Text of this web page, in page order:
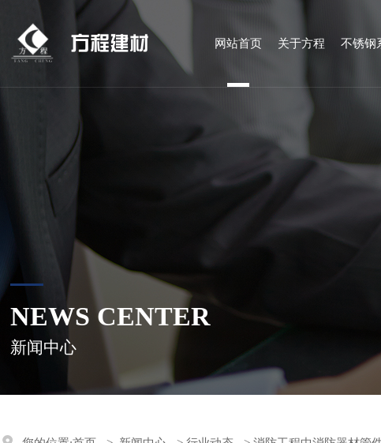
方程建材 网站首页 关于方程 不锈钢
NEWS CENTER
新闻中心